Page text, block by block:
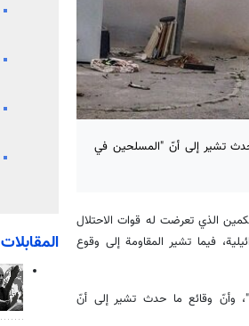
تشير إلى أنّ "المسلحين في
الذي تعرضت له قوات الاحتلال
الرواية الإسرائيلية، فيما تشير المقاومة إلى وقوع
وأنّ وقائع ما حدث تشير إلى أنّ
المقابلات